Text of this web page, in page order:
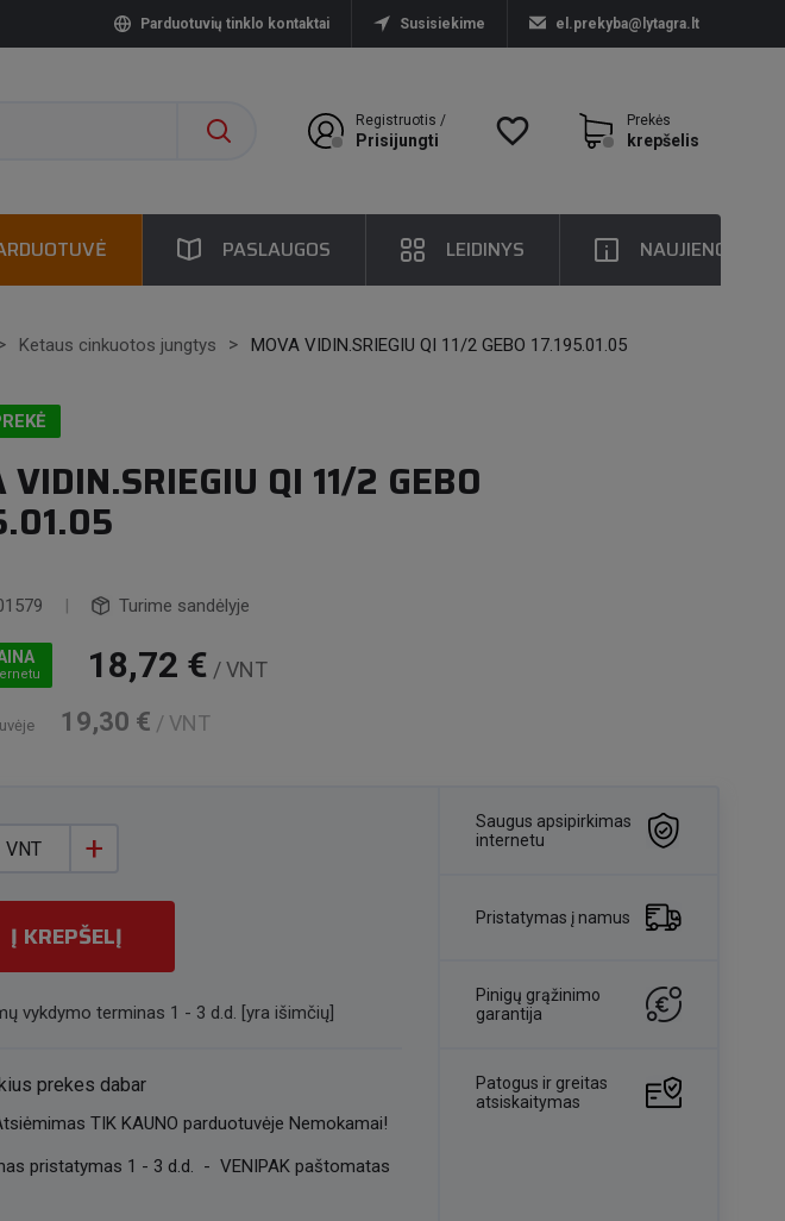
Parduotuvių tinklo kontaktai Susisiekime el.prekyba@lytagra.lt
Prekės
krepšelis
favorite_border
Registruotis /
Prisijungti
PASLAUGOS LEIDINYS NAUJIENOS
Ketaus cinkuotos jungtys MOVA VIDIN.SRIEGIU QI 11/2 GEBO 17.195.01.05
VIDIN.SRIEGIU QI 11/2 GEBO
| Turime sandėlyje
18,72 € / VNT
19,30 € / VNT
+
VNT
Į KREPŠELĮ
vykdymo terminas 1 - 3 d.d. [yra išimčių]
prekes dabar
TIK KAUNO parduotuvėje Nemokamai!
pristatymas 1 - 3 d.d. - VENIPAK paštomatas
Saugus apsipirkimas
internetu
Pristatymas į namus
Pinigų grąžinimo
garantija
Patogus ir greitas
atsiskaitymas